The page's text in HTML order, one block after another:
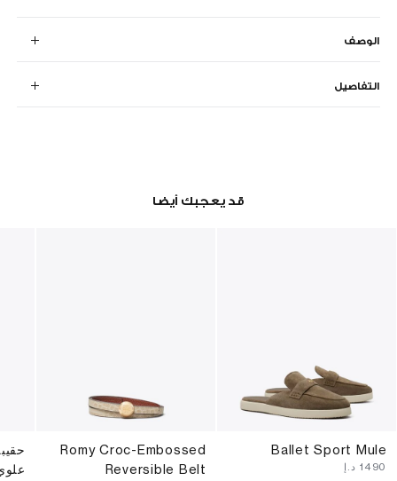
الوصف
التفاصيل
قد يعجبك أيضا
Ballet Sport Mule
Romy Croc-Embossed
Reversible Belt